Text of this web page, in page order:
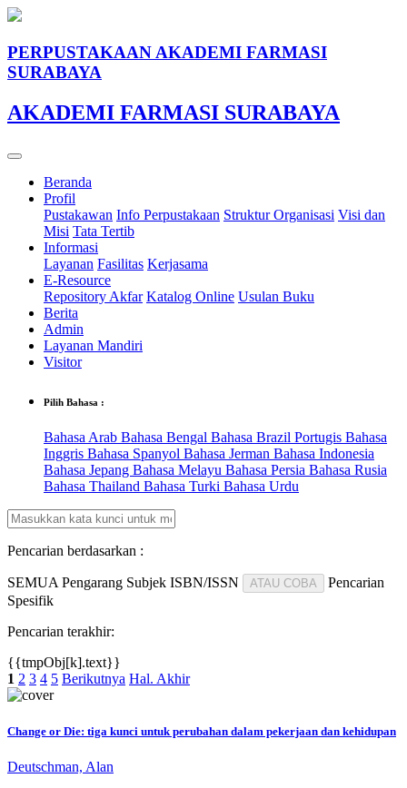
PERPUSTAKAAN AKADEMI FARMASI
SURABAYA
AKADEMI FARMASI SURABAYA
Beranda
Profil
Pustakawan Info Perpustakaan Struktur Organisasi Visi dan
Misi Tata Tertib
Informasi
Layanan Fasilitas Kerjasama
E-Resource
Repository Akfar Katalog Online Usulan Buku
Berita
Admin
Layanan Mandiri
Visitor
Pilih Bahasa :
Bahasa Arab Bahasa Bengal Bahasa Brazil Portugis Bahasa
Inggris Bahasa Spanyol Bahasa Jerman Bahasa Indonesia
Bahasa Jepang Bahasa Melayu Bahasa Persia Bahasa Rusia
Bahasa Thailand Bahasa Turki Bahasa Urdu
Pencarian berdasarkan :
SEMUA Pengarang Subjek ISBN/ISSN ATAU COBA
Pencarian
Spesifik
Pencarian terakhir:
{{tmpObj[k].text}}
1 2 3 4 5 Berikutnya Hal. Akhir
Change or Die: tiga kunci untuk perubahan dalam pekerjaan dan kehidupan
Deutschman, Alan